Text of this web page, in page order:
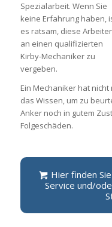
Spezialarbeit. Wenn Sie
keine Erfahrung haben,
es ratsam, diese
an einen qualifizierten
Kirby-Mechaniker zu
vergeben.
Ein Mechaniker hat
das Wissen, um zu
Anker noch in gutem
Folgeschäden.
Hier finden
Service und/